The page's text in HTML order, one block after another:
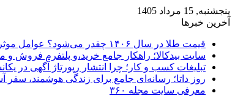
پنجشنبه, 15 مرداد 1405
آخرین خبرها
قیمت طلا در سال ۱۴۰۶ چقدر می‌شود؟ عوامل موثر بر آینده طلا
سایت بیدکالا؛ راهکار جامع خرید،و پلتفرم فروش و
تبلیغات کسب و کار؛ چرا انتشار رپورتاژ آگهی در
روز داتا؛ رسانه‌ای جامع برای زندگی هوشمند، سفر
معرفی سایت مجله ۳۶۰